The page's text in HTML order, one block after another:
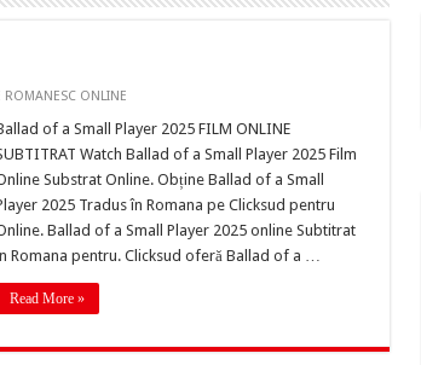
ROMANESC ONLINE
of a Small Player 2025 FILM ONLINE
Watch Ballad of a Small Player 2025 Film
Substrat Online. Obține Ballad of a Small
2025 Tradus în Romana pe Clicksud pentru
Ballad of a Small Player 2025 online Subtitrat
Romana pentru. Clicksud oferă Ballad of a …
Read More »